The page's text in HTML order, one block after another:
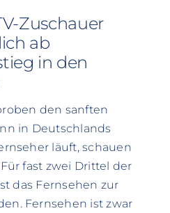
Zuschauer
ab
in den
den sanften
in Deutschlands
läuft, schauen
fast zwei Drittel der
das Fernsehen zur
Fernsehen ist zwar